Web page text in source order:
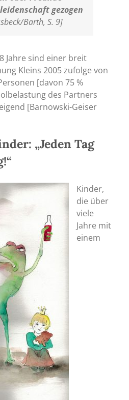
gezogen
Barth, S. 9]
Jahre sind einer breit
Kleins 2005 zufolge von
[davon 75 %
des Partners
[Barnowski-Geiser
„Jeden Tag
Kinder,
die über
viele
Jahre mit
einem